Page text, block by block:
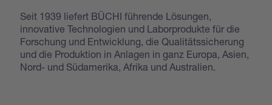
Seit 1939 liefert BÜCHI führende Lösungen,
innovative Technologien und Laborprodukte für die
Forschung und Entwicklung, die Qualitätssicherung
und die Produktion in Anlagen in ganz Europa, Asien,
Nord- und Südamerika, Afrika und Australien.